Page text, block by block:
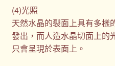
(4)光照
天然水晶的裂面上具有多樣
發出，而人造水晶切面上的
只會呈現於表面上。